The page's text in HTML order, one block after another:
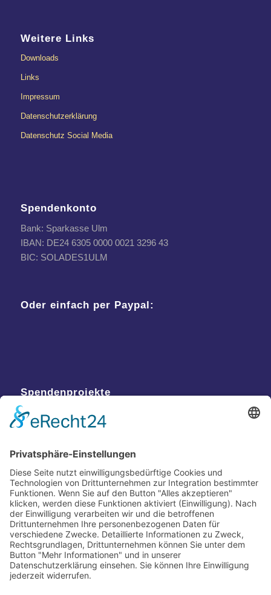
Weitere Links
Downloads
Links
Impressum
Datenschutzerklärung
Datenschutz Social Media
Spendenkonto
Bank: Sparkasse Ulm
IBAN: DE24 6305 0000 0021 3296 43
BIC: SOLADES1ULM
Oder einfach per Paypal:
Spendenprojekte
Kontakt
Postanschrift
Traumkatzen e.V.